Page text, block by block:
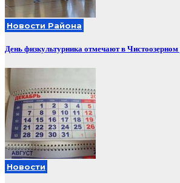
Новости Района
День физкультурника отмечают в Чистоозерном
Новости